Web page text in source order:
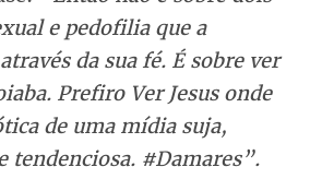
e pedofilia que a
da sua fé. É sobre ver
Prefiro Ver Jesus onde
de uma mídia suja,
tendenciosa. #Damares”.